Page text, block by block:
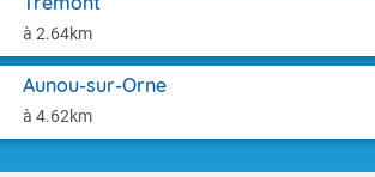
à 2.64km
Aunou-sur-Orne
à 4.62km
moins
25 à 30
35 degrés